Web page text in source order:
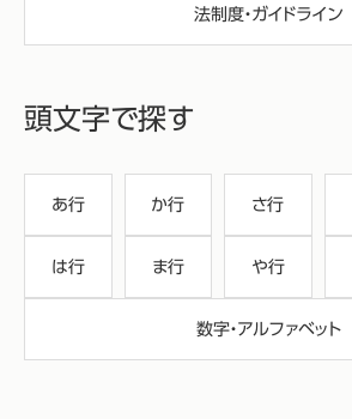
法制度・ガイドライン
頭文字で探す
あ行 か行 さ行
は行 ま行 や行
数字・アルファベット